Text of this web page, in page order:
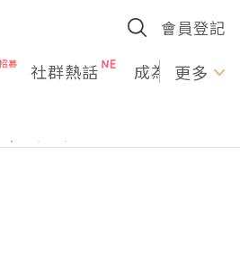
會員登記
社群熱話 成為U更多